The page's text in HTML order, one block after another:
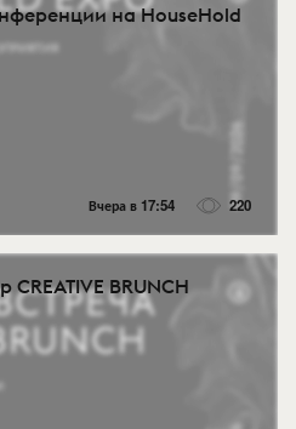
на HouseHold
Вчера в 17:54 220
BRUNCH